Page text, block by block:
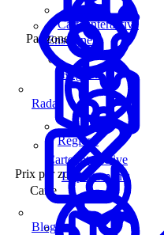
Enseignes
Carte interactive
Prix par zone
Régions
Départements
Carte
Carte interactive
Par zone
Régions
Radar
Blog